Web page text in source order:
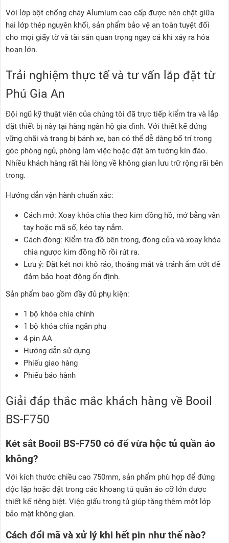
Với lớp bột chống cháy Alumium cao cấp được nén chặt giữa
hai lớp thép nguyên khối, sản phẩm bảo vệ an toàn tuyệt đối
cho mọi giấy tờ và tài sản quan trọng ngay cả khi xảy ra hỏa
hoạn lớn.
Trải nghiệm thực tế và tư vấn lắp đặt từ
Phú Gia An
Đội ngũ kỹ thuật viên của chúng tôi đã trực tiếp kiểm tra và lắp
đặt thiết bị này tại hàng ngàn hộ gia đình. Với thiết kế đứng
vững chãi và trang bị bánh xe, bạn có thể dễ dàng bố trí trong
góc phòng ngủ, phòng làm việc hoặc đặt âm tường kín đáo.
Nhiều khách hàng rất hài lòng về không gian lưu trữ rộng rãi bên
trong.
Hướng dẫn vận hành chuẩn xác:
Cách mở: Xoay khóa chìa theo kim đồng hồ, mở bằng vân
tay hoặc mã số, kéo tay nắm.
Cách đóng: Kiểm tra đồ bên trong, đóng cửa và xoay khóa
chìa ngược kim đồng hồ rồi rút ra.
Lưu ý: Đặt két nơi khô ráo, thoáng mát và tránh ẩm ướt để
đảm bảo hoạt động ổn định.
Sản phẩm bao gồm đầy đủ phụ kiện:
1 bộ khóa chìa chính
1 bộ khóa chìa ngăn phụ
4 pin AA
Hướng dẫn sử dụng
Phiếu giao hàng
Phiếu bảo hành
Giải đáp thắc mắc khách hàng về Booil
BS-F750
Két sắt Booil BS-F750 có để vừa hộc tủ quần áo
không?
Với kích thước chiều cao 750mm, sản phẩm phù hợp để đứng
độc lập hoặc đặt trong các khoang tủ quần áo cỡ lớn được
thiết kế riêng biệt. Việc giấu trong tủ giúp tăng thêm một lớp
bảo mật không gian.
Cách đổi mã và xử lý khi hết pin như thế nào?